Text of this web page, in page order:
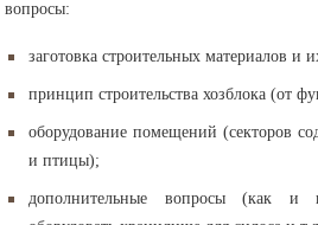
вопросы:
заготовка строительных материалов и
принцип строительства хозблока (от
оборудование помещений (секторов
и птицы);
дополнительные вопросы (как и